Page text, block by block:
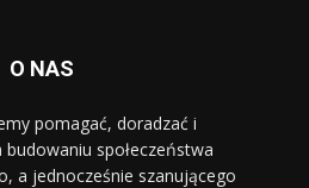
O NAS
pomagać, doradzać i
społeczeństwa
a jednocześnie szanującego